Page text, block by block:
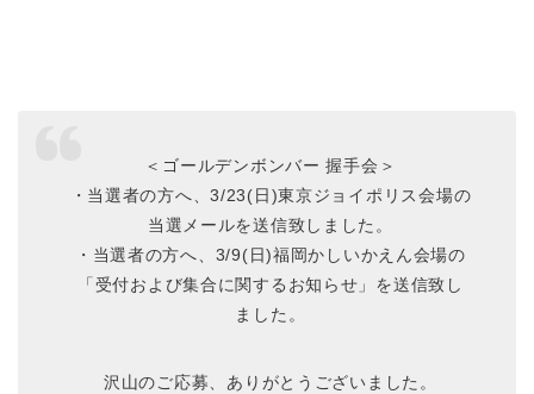
＜ゴールデンボンバー 握手会＞
・当選者の方へ、3/23(日)東京ジョイポリス会場の
当選メールを送信致しました。
・当選者の方へ、3/9(日)福岡かしいかえん会場の
「受付および集合に関するお知らせ」を送信致し
ました。
沢山のご応募、ありがとうございました。